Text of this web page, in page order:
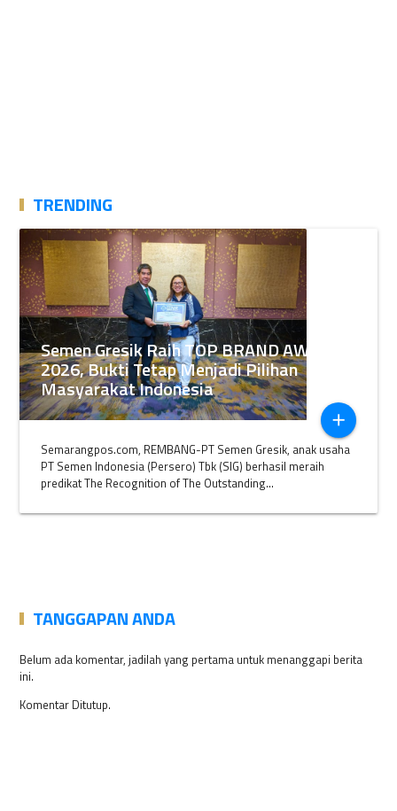
TRENDING
Semen Gresik Raih TOP BRAND AWARDS
2026, Bukti Tetap Menjadi Pilihan
Masyarakat Indonesia
add
Semarangpos.com, REMBANG-PT Semen Gresik, anak usaha
PT Semen Indonesia (Persero) Tbk (SIG) berhasil meraih
predikat The Recognition of The Outstanding...
TANGGAPAN ANDA
Belum ada komentar, jadilah yang pertama untuk menanggapi berita
ini.
Komentar Ditutup.